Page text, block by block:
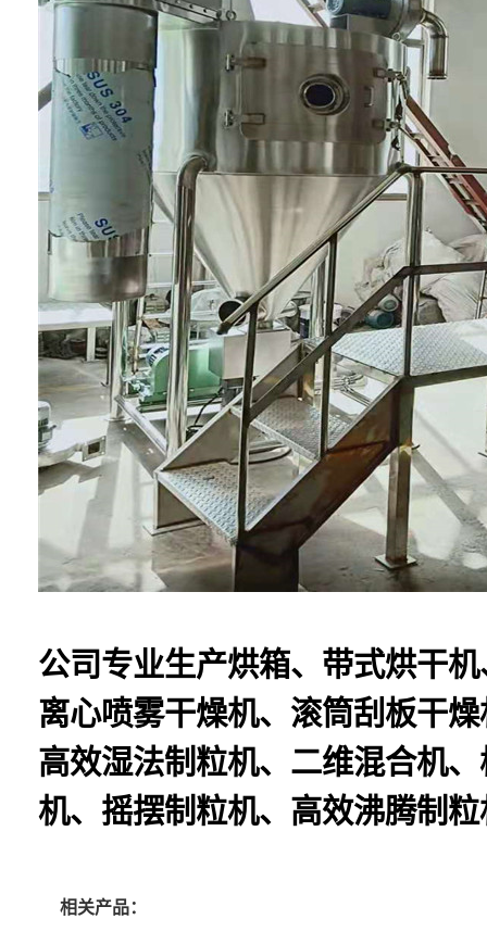
公司专业生产烘箱、带式烘干
离心喷雾干燥机、滚筒刮板干
高效湿法制粒机、二维混合机
机、摇摆制粒机、高效沸腾制
相关产品：